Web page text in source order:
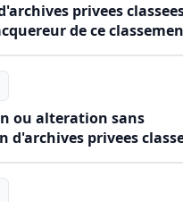
privees
de ce
ou alteration sans
d'archives privees